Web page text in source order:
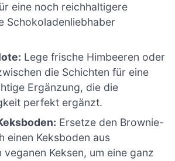
eine noch reichhaltigere
Schokoladenliebhaber
Lege frische Himbeeren oder
die Schichten für eine
Ergänzung, die die
perfekt ergänzt.
Ersetze den Brownie-
einen Keksboden aus
Keksen, um eine ganz